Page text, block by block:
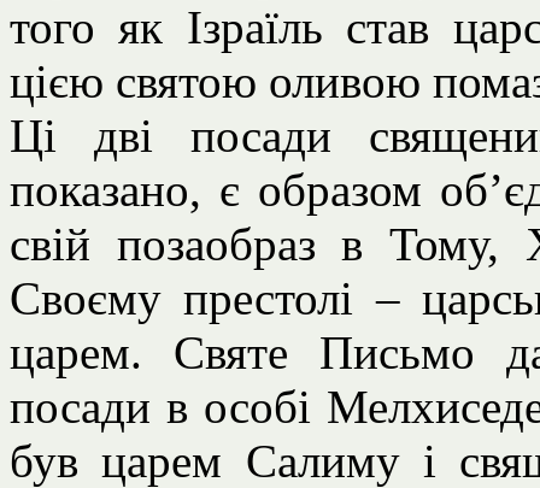
того як Ізраїль став
цією святою оливою
Ці дві посади
показано, є образом
свій позаобраз в
Своєму престолі –
царем. Святе Письмо
посади в особі
був царем Салиму і